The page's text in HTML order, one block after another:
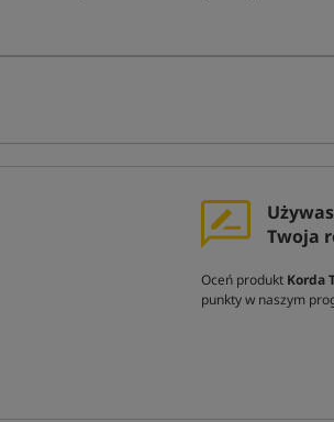
Twoja
Oceń produkt Korda
punkty w naszym